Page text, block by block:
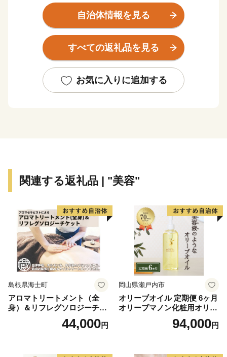
特徴から台風、地震などの災害が少なくとても住みやす
い村です。
国指定の史跡「関和久官衙遺跡」は、白河郡役所跡で古
くから交通の要所として発展しました。
本線泉崎駅があり、道路、鉄道の利便性が高く、福島県
内はもとより、首都圏への広域アクセスにも優れていま
自治体情報を見る
すべての返礼品を見る
お気に入りに追加する
関連する返礼品 | "美容"
島根県海士町
アロマトリートメント（全
身）＆リフレグソロジーチケ
44,000円
岡山県瀬戸内市
オリーブオイル 定期便 6ヶ月
オリーブマノン化粧用オリー
ブオイル 200ml オリーブ オ
イル 美容 スキンケア 化粧用
94,000円